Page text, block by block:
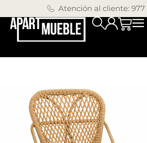
Atención al cliente: 977